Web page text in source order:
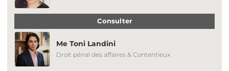
Consulter
Me Toni Landini
Droit pénal des affaires & Contentieux